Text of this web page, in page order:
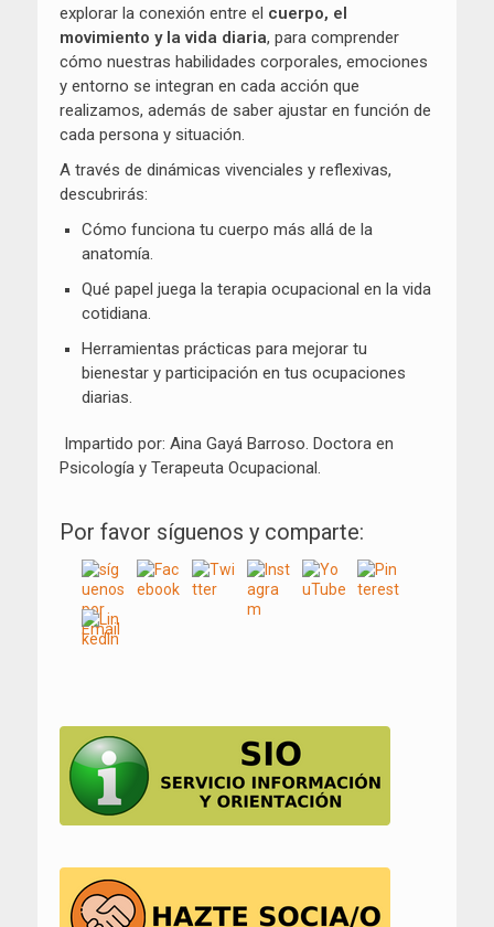
explorar la conexión entre el cuerpo, el
movimiento y la vida diaria, para comprender
cómo nuestras habilidades corporales, emociones
y entorno se integran en cada acción que
realizamos, además de saber ajustar en función de
cada persona y situación.
A través de dinámicas vivenciales y reflexivas,
descubrirás:
Cómo funciona tu cuerpo más allá de la
anatomía.
Qué papel juega la terapia ocupacional en la vida
cotidiana.
Herramientas prácticas para mejorar tu
bienestar y participación en tus ocupaciones
diarias.
Impartido por: Aina Gayá Barroso. Doctora en
Psicología y Terapeuta Ocupacional.
Por favor síguenos y comparte: